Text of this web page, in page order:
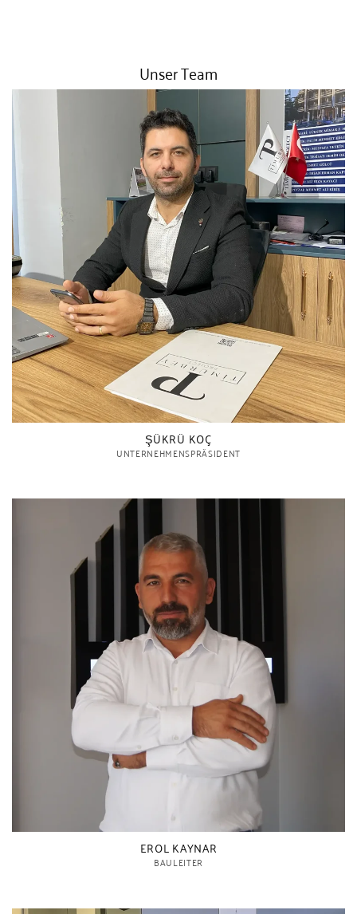
Unser Team
ŞÜKRÜ KOÇ
UNTERNEHMENSPRÄSIDENT
EROL KAYNAR
BAULEITER